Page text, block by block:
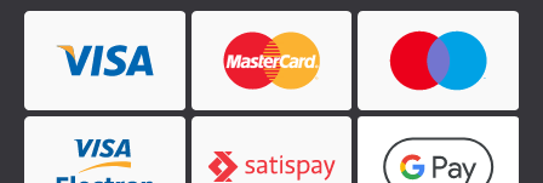
Provider /
Dominio
c_user
Platform Inc.
4
settimane
2 giorni
Cookie di
utente. Può
essere di